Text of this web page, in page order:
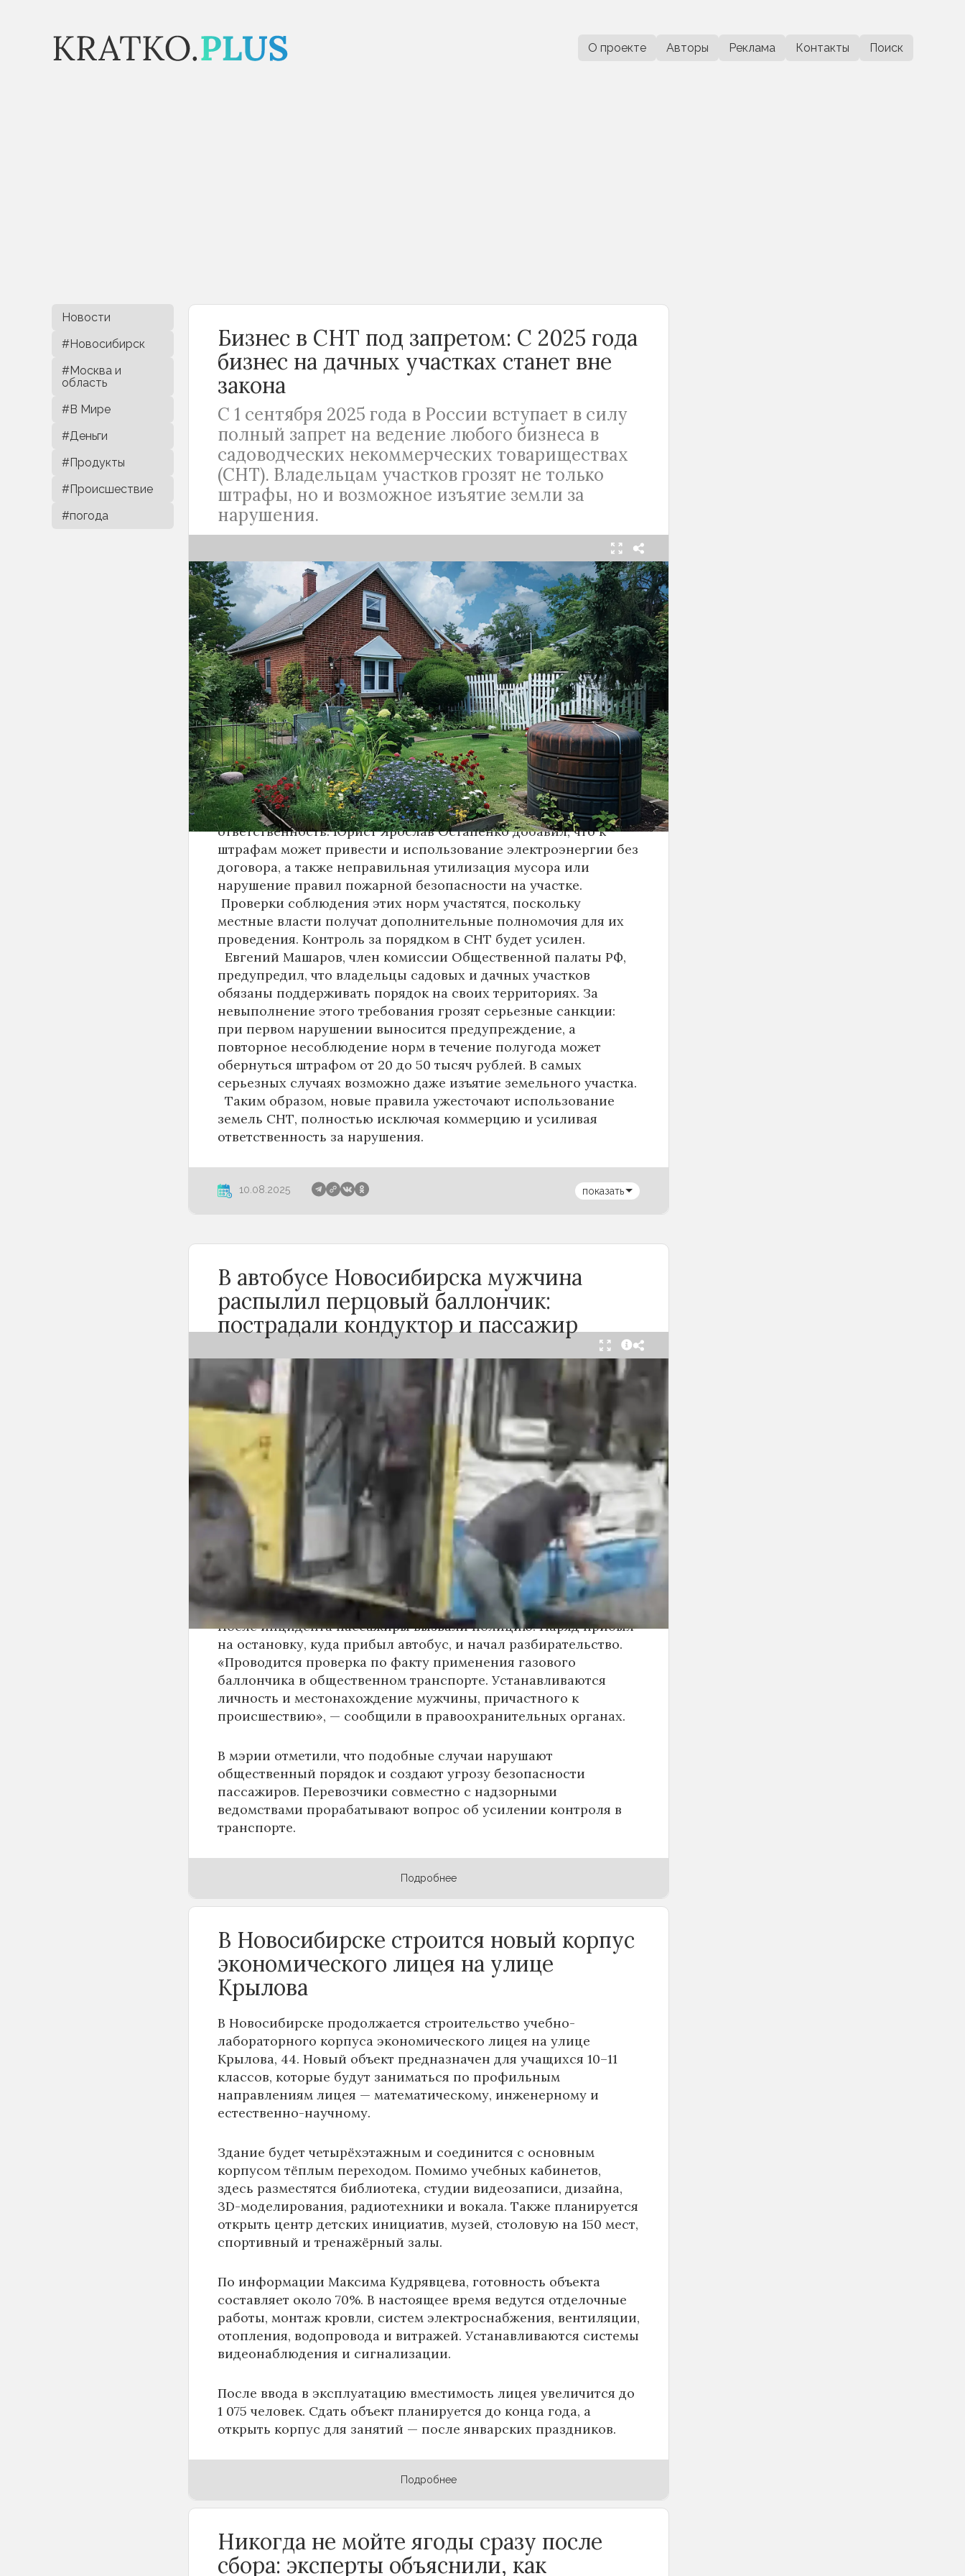
О проекте Авторы Реклама Контакты Поиск
Новости
#Новосибирск
#Москва и
область
#В Мире
#Деньги
#Продукты
#Происшествие
#погода
Бизнес в СНТ под запретом: С 2025 года
бизнес на дачных участках станет вне
закона
С 1 сентября 2025 года в России вступает в силу
полный запрет на ведение любого бизнеса в
садоводческих некоммерческих товариществах
(СНТ). Владельцам участков грозят не только
штрафы, но и возможное изъятие земли за
нарушения.
Читать в Telegram
Предпринимательская деятельность на территории
садоводческих некоммерческих товариществ (СНТ) вРоссии
будет полностью запрещена с 1 сентября 2025 года. Как
сообщает РИА Новости со ссылкой на юриста Никиту
Кулачкина, новые поправки в законодательство лишат
дачников возможности зарабатывать на своих участках.
Эксперт пояснил, что закон категорически запретит открывать
на дачных участках коммерческие объекты, такие как хостелы,
склады, мастерские и автосервисы. Все постройки в СНТ
должны использоваться исключительно для личных,
некоммерческих нужд граждан.
Нарушителей нового порядка ждет административная
ответственность. Юрист Ярослав Остапенко добавил, что к
штрафам может привести и использование электроэнергии без
договора, а также неправильная утилизация мусора или
нарушение правил пожарной безопасности на участке.
Проверки соблюдения этих норм участятся, поскольку
местные власти получат дополнительные полномочия для их
проведения. Контроль за порядком в СНТ будет усилен.
Евгений Машаров, член комиссии Общественной палаты РФ,
предупредил, что владельцы садовых и дачных участков
обязаны поддерживать порядок на своих территориях. За
невыполнение этого требования грозят серьезные санкции:
при первом нарушении выносится предупреждение, а
повторное несоблюдение норм в течение полугода может
обернуться штрафом от 20 до 50 тысяч рублей. В самых
серьезных случаях возможно даже изъятие земельного участка.
Таким образом, новые правила ужесточают использование
земель СНТ, полностью исключая коммерцию и усиливая
ответственность за нарушения.
10.08.2025 показать
В автобусе Новосибирска мужчина
распылил перцовый баллончик:
пострадали кондуктор и пассажир
Вечером 24 сентября в салоне автобуса маршрута №18 в
Новосибирске произошёл инцидент с применением перцового
баллончика. Как сообщили очевидцы в
Telegram-канале
«Инцидент Новосибирск»
, неизвестный мужчина с бородой
сначала вступил в перепалку с кондуктором, затем поссорился
с другими пассажирами. В ходе конфликта он достал газовый
баллончик и распылил его в салоне.
По предварительным данным, пострадали кондуктор и один из
пассажиров-мужчин. У них зафиксированы признаки
поражения слизистых оболочек. Медицинская помощь была
оказана на месте, их состояние оценивается как
удовлетворительное.
После инцидента пассажиры вызвали полицию. Наряд прибыл
на остановку, куда прибыл автобус, и начал разбирательство.
«Проводится проверка по факту применения газового
баллончика в общественном транспорте. Устанавливаются
личность и местонахождение мужчины, причастного к
происшествию», — сообщили в правоохранительных органах.
В мэрии отметили, что подобные случаи нарушают
общественный порядок и создают угрозу безопасности
пассажиров. Перевозчики совместно с надзорными
ведомствами прорабатывают вопрос об усилении контроля в
транспорте.
Подробнее
В Новосибирске строится новый корпус
экономического лицея на улице
Крылова
В Новосибирске продолжается строительство учебно-
лабораторного корпуса экономического лицея на улице
Крылова, 44. Новый объект предназначен для учащихся 10–11
классов, которые будут заниматься по профильным
направлениям лицея — математическому, инженерному и
естественно-научному.
Здание будет четырёхэтажным и соединится с основным
корпусом тёплым переходом. Помимо учебных кабинетов,
здесь разместятся библиотека, студии видеозаписи, дизайна,
3D-моделирования, радиотехники и вокала. Также планируется
открыть центр детских инициатив, музей, столовую на 150 мест,
спортивный и тренажёрный залы.
По информации Максима Кудрявцева, готовность объекта
составляет около 70%. В настоящее время ведутся отделочные
работы, монтаж кровли, систем электроснабжения, вентиляции,
отопления, водопровода и витражей. Устанавливаются системы
видеонаблюдения и сигнализации.
После ввода в эксплуатацию вместимость лицея увеличится до
1 075 человек. Сдать объект планируется до конца года, а
открыть корпус для занятий — после январских праздников.
Подробнее
Никогда не мойте ягоды сразу после
сбора: эксперты объяснили, как